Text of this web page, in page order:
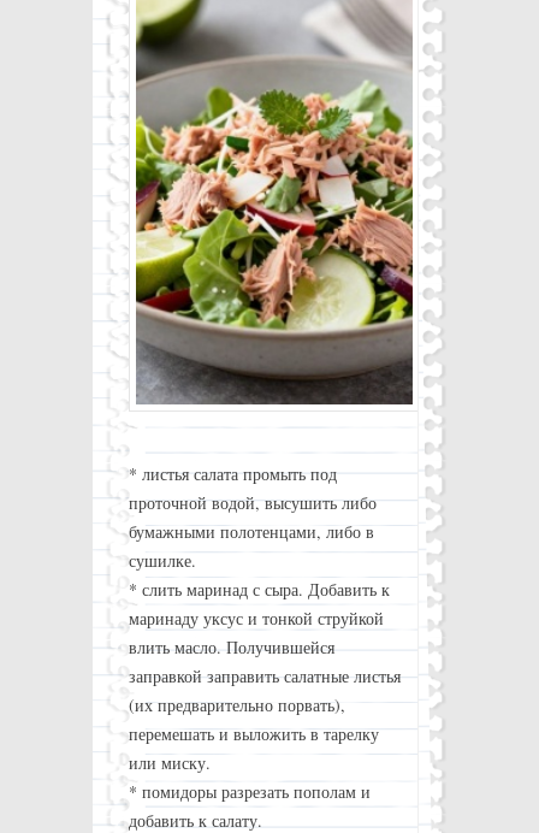
* листья салата промыть под
проточной водой, высушить либо
бумажными полотенцами, либо в
сушилке.
* слить маринад с сыра. Добавить к
маринаду уксус и тонкой струйкой
влить масло. Получившейся
заправкой заправить салатные листья
(их предварительно порвать),
перемешать и выложить в тарелку
или миску.
* помидоры разрезать пополам и
добавить к салату.